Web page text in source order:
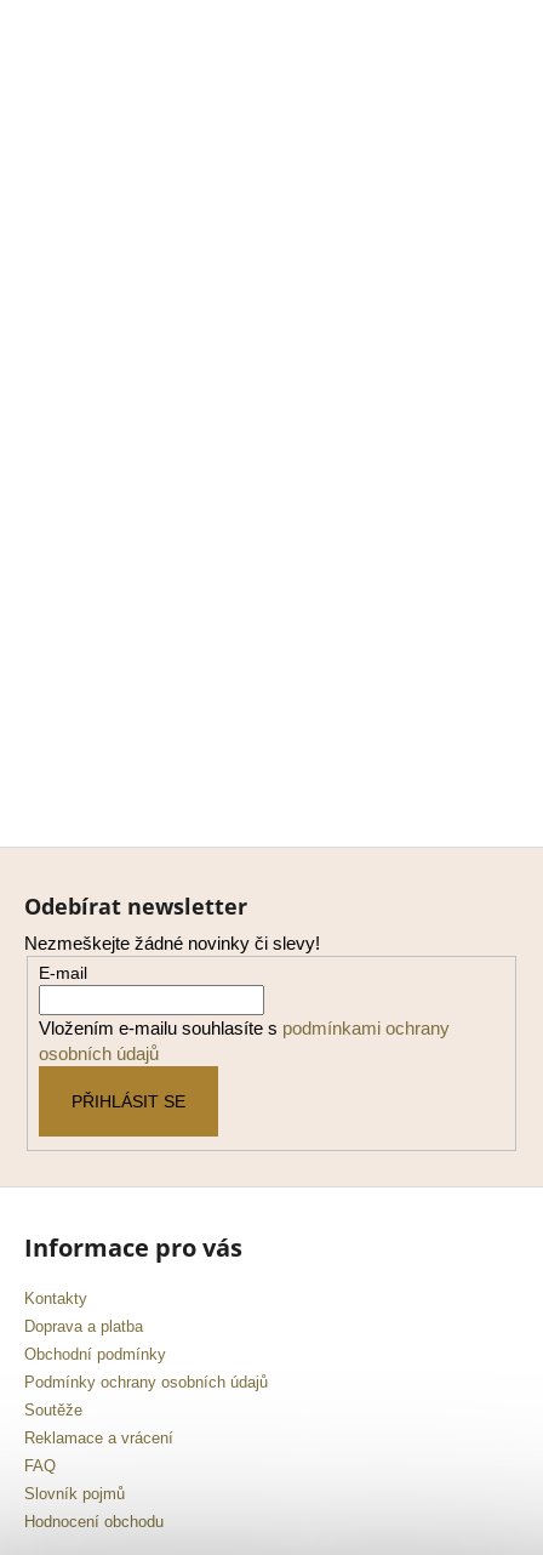
Z
Odebírat newsletter
Nezmeškejte žádné novinky či slevy!
E-mail
Vložením e-mailu souhlasíte s podmínkami ochrany
osobních údajů
PŘIHLÁSIT SE
Informace pro vás
Kontakty
Doprava a platba
Obchodní podmínky
Podmínky ochrany osobních údajů
Soutěže
Reklamace a vrácení
FAQ
Slovník pojmů
Hodnocení obchodu